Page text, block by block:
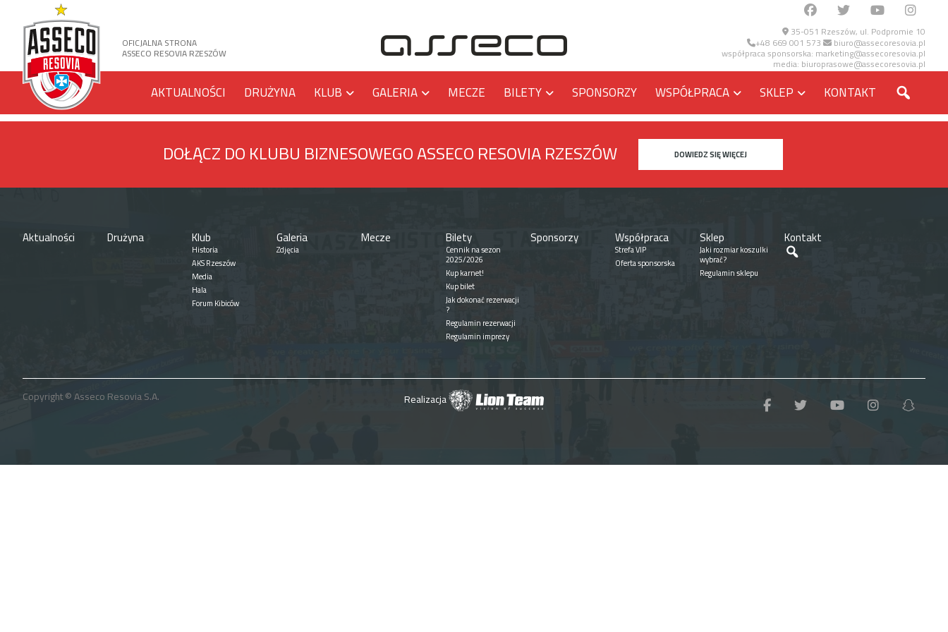
35-051 Rzeszów, ul. Podpromie 10
+48 669 001 573 biuro@assecoresovia.pl
współpraca sponsorska: marketing@assecoresovia.pl
media: biuroprasowe@assecoresovia.pl
OFICJALNA STRONA
ASSECO RESOVIA RZESZÓW
AKTUALNOŚCI DRUŻYNA KLUB GALERIA MECZE BILETY SPONSORZY WSPÓŁPRACA SKLEP KONTAKT
DOŁĄCZ DO KLUBU BIZNESOWEGO ASSECO RESOVIA RZESZÓW DOWIEDZ SIĘ WIĘCEJ
Aktualności Drużyna Klub
Historia
AKS Rzeszów
Media
Hala
Forum Kibiców
Galeria
Zdjęcia
Mecze Bilety
Cennik na sezon
2025/2026
Kup karnet!
Kup bilet
Jak dokonać rezerwacji
?
Regulamin rezerwacji
Regulamin imprezy
Sponsorzy Współpraca
Strefa VIP
Oferta sponsorska
Sklep
Jaki rozmiar koszulki
wybrać?
Regulamin sklepu
Kontakt
Copyright © Asseco Resovia S.A. Realizacja